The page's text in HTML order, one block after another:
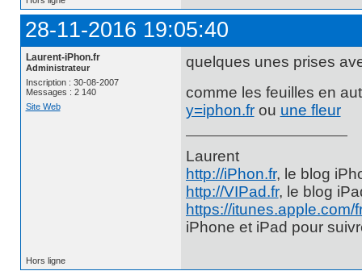
28-11-2016 19:05:40
Laurent-iPhon.fr
Administrateur
Inscription : 30-08-2007
Messages : 2 140
Site Web
quelques unes prises
comme les feuilles en
y=iphon.frou une fleur
Laurent
http://iPhon.fr, le blog
http://VIPad.fr, le blog
https://
iPhone et iPad pour
Hors ligne